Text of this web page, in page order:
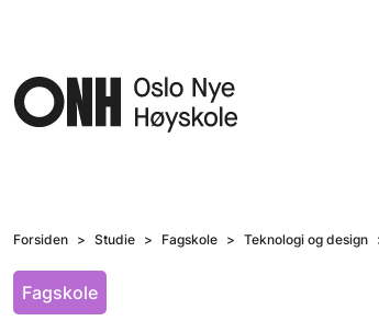
Forsiden Studie Fagskole Teknologi og design
Fagskole